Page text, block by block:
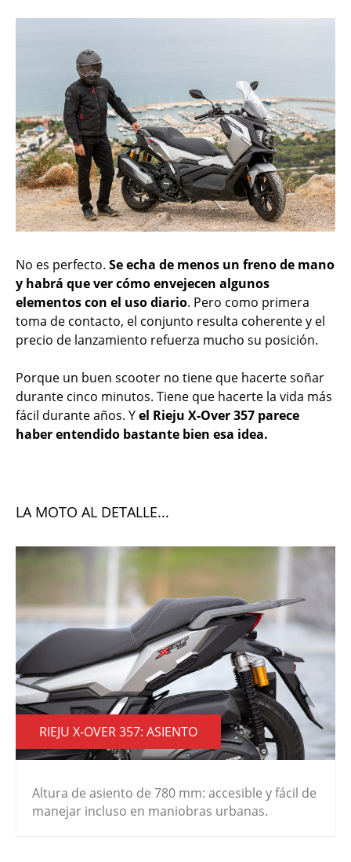
No es perfecto. Se echa de menos un freno de mano
y habrá que ver cómo envejecen algunos
elementos con el uso diario. Pero como primera
toma de contacto, el conjunto resulta coherente y el
precio de lanzamiento refuerza mucho su posición.
Porque un buen scooter no tiene que hacerte soñar
durante cinco minutos. Tiene que hacerte la vida más
fácil durante años. Yel Rieju X-Over 357 parece
haber entendido bastante bien esa idea.
LA MOTO AL DETALLE...
RIEJU X-OVER 357: ASIENTO
Altura de asiento de 780 mm: accesible y fácil de
manejar incluso en maniobras urbanas.